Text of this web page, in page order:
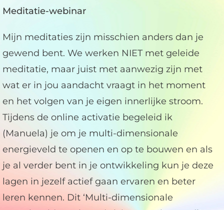
Meditatie-webinar
Mijn meditaties zijn misschien anders dan je
gewend bent. We werken NIET met geleide
meditatie, maar juist met aanwezig zijn met
wat er in jou aandacht vraagt in het moment
en het volgen van je eigen innerlijke stroom.
Tijdens de online activatie begeleid ik
(Manuela) je om je multi-dimensionale
energieveld te openen en op te bouwen en als
je al verder bent in je ontwikkeling kun je deze
lagen in jezelf actief gaan ervaren en beter
leren kennen. Dit ‘Multi-dimensionale